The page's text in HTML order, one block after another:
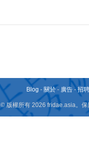
Blog - 關於 - 廣告 -招
© 版權所有 2026 fridae.asia。